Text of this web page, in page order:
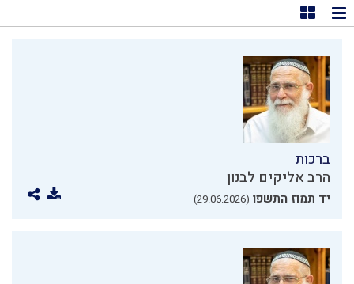
תצוגת רשימה
תצוגת קוביות
ברכות
הרב אליקים לבנון
יד תמוז התשפו (29.06.2026)